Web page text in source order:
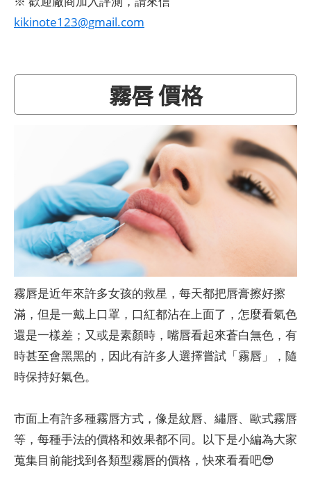
kikinote123@gmail.com
霧唇 價格
霧唇是近年來許多女孩的救星，每天都把唇膏擦好擦
滿，但是一戴上口罩，口紅都沾在上面了，怎麼看氣色
還是一樣差；又或是素顏時，嘴唇看起來蒼白無色，有
時甚至會黑黑的，因此有許多人選擇嘗試「霧唇」，隨
時保持好氣色。
市面上有許多種霧唇方式，像是紋唇、繡唇、歐式霧唇
等，每種手法的價格和效果都不同。以下是小編為大家
蒐集目前能找到各類型霧唇的價格，快來看看吧😎